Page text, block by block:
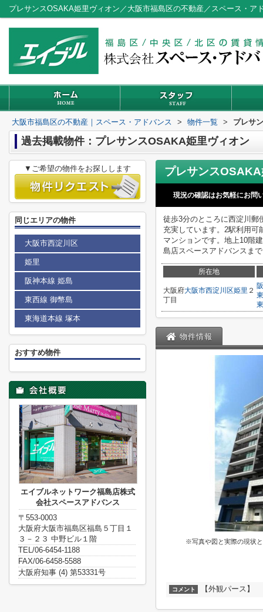
プレサンスOSAKA姫里ヴィオン／大阪市福島区の不動産／スペース・ア
大阪市福島区の不動産｜スペース・アドバンス > 物件一覧 > プレサ
過去掲載物件：プレサンスOSAKA姫里ヴィオン
現況の確認はお気軽にお問
徒歩3分のところに西淀川郵
充実しています。2駅利用
マンションです。地上10階
島店スペースアドバンスま
所在地
大阪府大阪市西淀川区姫里 ２
丁目
物件情報
※写真や図と実際の現状
コメント 【外観パース】
▼ご希望の物件をお探しします
同じエリアの物件
大阪市西淀川区
姫里
阪神本線 姫島
東西線 御幣島
東海道本線 塚本
おすすめ物件
エイブルネットワーク福島店株式
会社スペースアドバンス
〒553-0003
大阪府大阪市福島区福島５丁目１
３－２３ 中野ビル１階
TEL/06-6454-1188
FAX/06-6458-5588
大阪府知事 (4) 第53331号